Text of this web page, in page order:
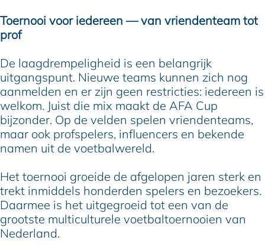
Toernooi voor iedereen — van vriendenteam tot
prof
De laagdrempeligheid is een belangrijk
uitgangspunt. Nieuwe teams kunnen zich nog
aanmelden en er zijn geen restricties: iedereen is
welkom. Juist die mix maakt de AFA Cup
bijzonder. Op de velden spelen vriendenteams,
maar ook profspelers, influencers en bekende
namen uit de voetbalwereld.
Het toernooi groeide de afgelopen jaren sterk en
trekt inmiddels honderden spelers en bezoekers.
Daarmee is het uitgegroeid tot een van de
grootste multiculturele voetbaltoernooien van
Nederland.